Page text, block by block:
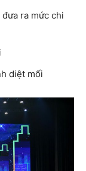
ra mức chi
diệt mối